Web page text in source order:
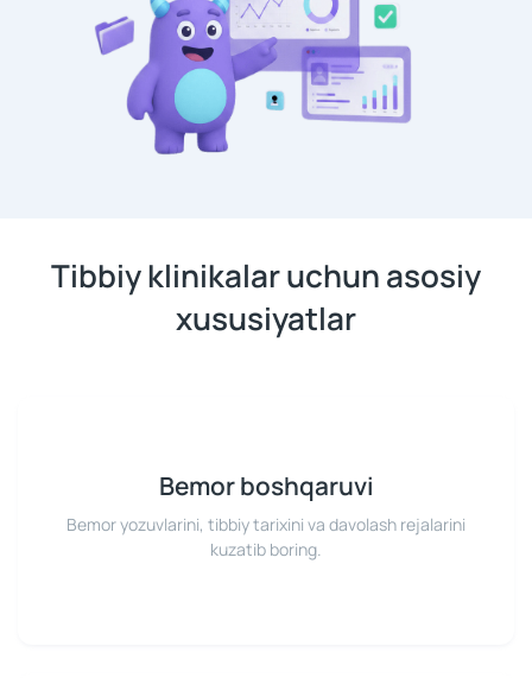
Tibbiy klinikalar uchun asosiy
xususiyatlar
Bemor boshqaruvi
Bemor yozuvlarini, tibbiy tarixini va davolash rejalarini
kuzatib boring.